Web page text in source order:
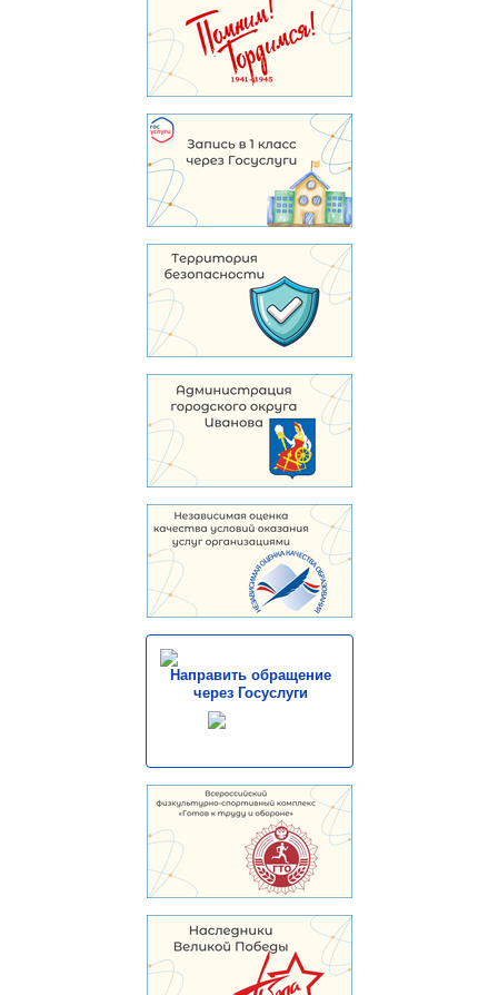
Направить обращение
через Госуслуги